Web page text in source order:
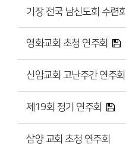
기장 전국 남신도회 수련회
영화교회 초청 연주회
신암교회 고난주간 연주회
제19회 정기 연주회
삼양 교회 초청 연주회